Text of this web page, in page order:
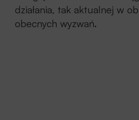
działania, tak aktualnej w
obecnych wyzwań.